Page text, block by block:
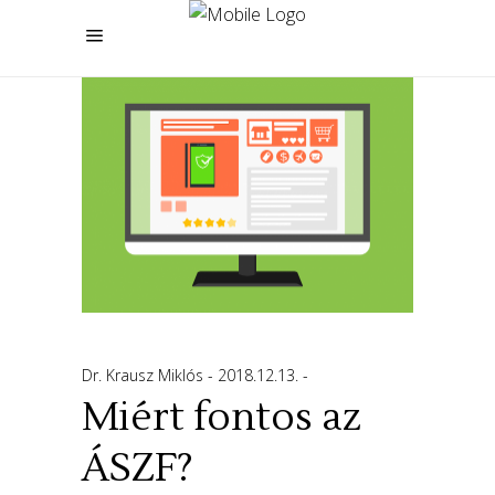
Dr. Krausz Miklós 2018.12.13.
Miért fontos az
ÁSZF?